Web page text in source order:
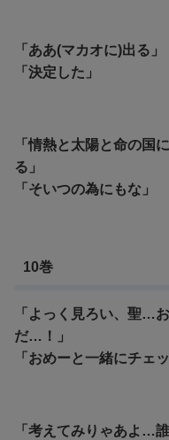
「ああ(マカオに)出る」
「決定した」
「情熱と太陽と命の国
る」
「そいつの為にもな」
10巻
「よっく見ろい、聖…
だ…！」
「おめーと一緒にチェ
「考えてみりゃあよ…